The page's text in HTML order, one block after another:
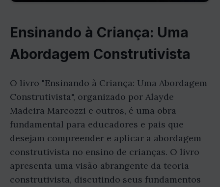
Ensinando à Criança: Uma
Abordagem Construtivista
O livro "Ensinando à Criança: Uma Abordagem
Construtivista", organizado por Alayde
Madeira Marcozzi e outros, é uma obra
fundamental para educadores e pais que
desejam compreender e aplicar a abordagem
construtivista no ensino de crianças. O livro
apresenta uma visão abrangente da teoria
construtivista, discutindo seus fundamentos